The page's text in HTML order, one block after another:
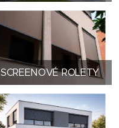
SCREENOVÉ ROLETY